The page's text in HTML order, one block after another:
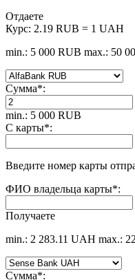
Отдаете
Курс: 2.19 RUB = 1 UAH
min.: 5 000 RUB max.: 50
Сумма*:
min.: 5 000 RUB
С карты*:
Введите номер карты
ФИО владельца карты*:
Получаете
min.: 2 283.11 UAH max.:
Сумма*: